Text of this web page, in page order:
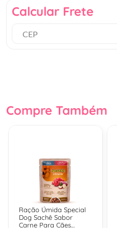
Calcular Frete
Compre Também
Ração Úmida Special
Dog Sachê Sabor
Carne Para Cães